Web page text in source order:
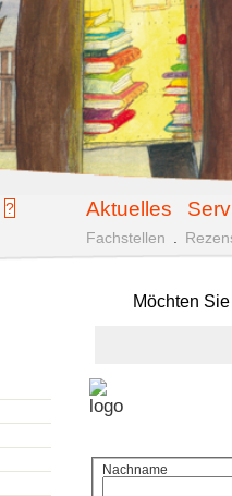
Aktuelles
Fachstellen
Möchten
Nachname